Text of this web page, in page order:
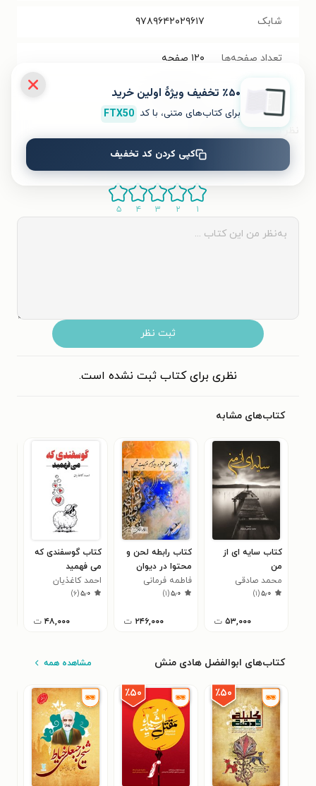
شابک ۹۷۸۹۶۴۲۰۲۹۶۱۷
تعداد صفحه‌ها ۱۲۰ صفحه
قیمت کتاب ۸۰۰۰۰ تومان
نظر شما دربارهٔ این کتاب
به این کتاب چه امتیازی می‌دهید؟
۱ ۲ ۳ ۴ ۵
ثبت نظر
نظری برای کتاب ثبت نشده است.
کتاب‌های مشابه
کتاب سایه ای از
من
محمد صادقی
حسنوند
۵٫۰(۱)
۵۳,۰۰۰ ت
کتاب رابطه لحن و
محتوا در دیوان
غزلیات شمس
فاطمه فرمانی
۵٫۰(۱)
۲۴۶,۰۰۰ ت
کتاب گوسفندی که
می فهمید
احمد کاغذیان
۵٫۰(۶)
۴۸,۰۰۰ ت
کتاب‌های ابوالفضل هادی منش مشاهده همه
٪۵۰ ٪۵۰
٪۵۰ تخفیف ویژۀ اولین خرید
برای کتاب‌های متنی، با کد FTX50
کپی کردن کد تخفیف